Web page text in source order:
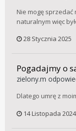
Nie mogę
naturalnym więc
28 Stycznia 2025
Pogadajmy o
zielony.m
Dlatego umrę z
14 Listopada 2024